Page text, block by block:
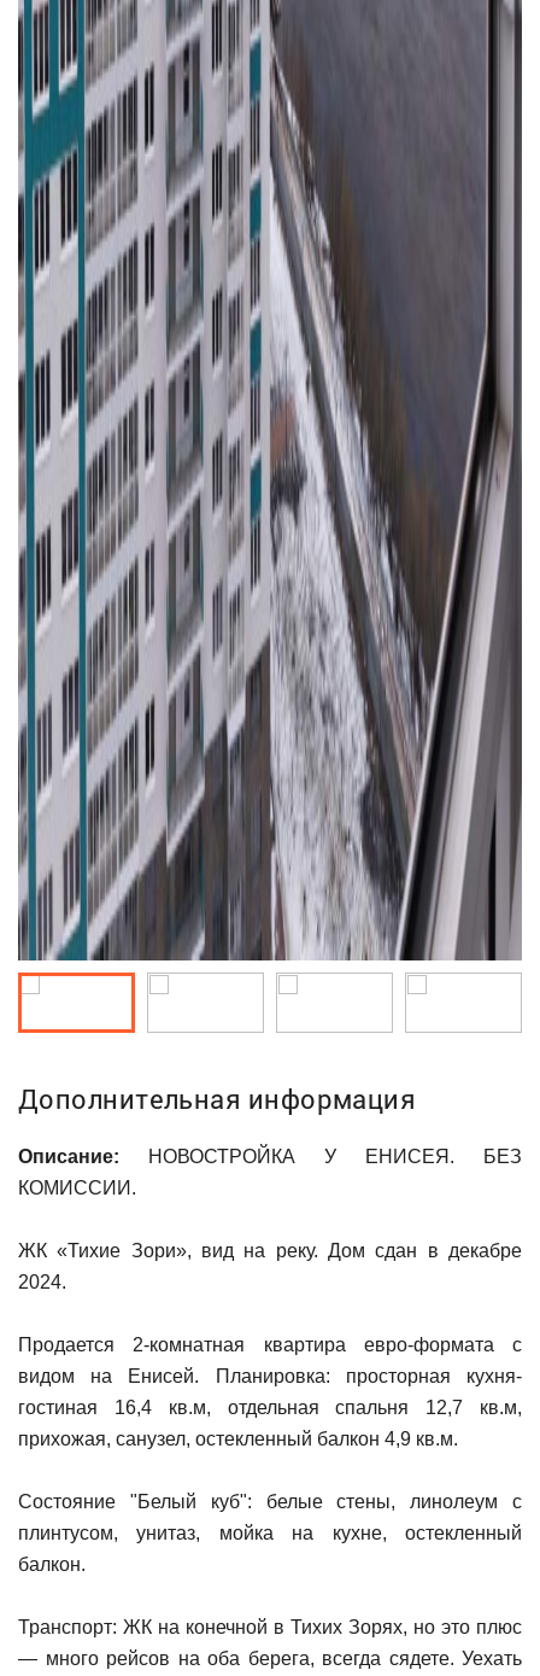
Дополнительная информация
Описание: НОВОСТРОЙКА У ЕНИСЕЯ. БЕЗ
КОМИССИИ.
ЖК «Тихие Зори», вид на реку. Дом сдан в декабре
2024.
Продается 2-комнатная квартира евро-формата с
видом на Енисей. Планировка: просторная кухня-
гостиная 16,4 кв.м, отдельная спальня 12,7 кв.м,
прихожая, санузел, остекленный балкон 4,9 кв.м.
Состояние "Белый куб": белые стены, линолеум с
плинтусом, унитаз, мойка на кухне, остекленный
балкон.
Транспорт: ЖК на конечной в Тихих Зорях, но это плюс
— много рейсов на оба берега, всегда сядете. Уехать